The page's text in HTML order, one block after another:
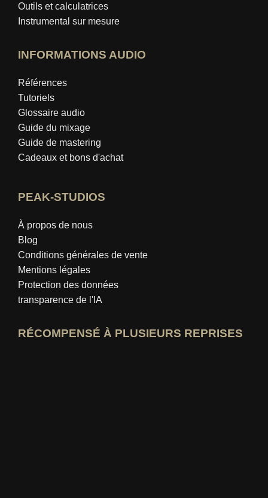
Outils et calculatrices
Instrumental sur mesure
INFORMATIONS AUDIO
Références
Tutoriels
Glossaire audio
Guide du mixage
Guide de mastering
Cadeaux et bons d'achat
PEAK-STUDIOS
À propos de nous
Blog
Conditions générales de vente
Mentions légales
Protection des données
transparence de l'IA
RÉCOMPENSÉ À PLUSIEURS REPRISES